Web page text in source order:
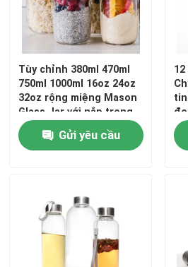
Thùng thủy tinh
Cốc thủy tinh
Nắp chai bình
Tùy chỉnh 380ml 470ml
750ml 1000ml 16oz 24oz
32oz rộng miệng Mason
Glass Jar với nắp trong
khối lượng lớn
Gửi yêu cầu